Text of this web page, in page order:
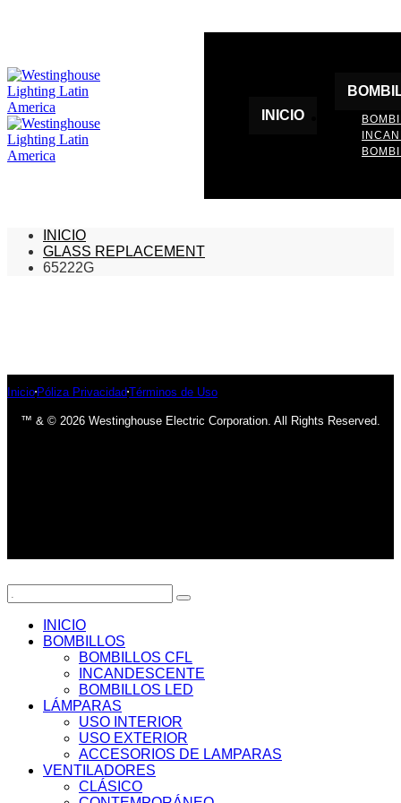
INICIO
INICIO
GLASS REPLACEMENT
65222G
Inicio Póliza Privacidad Términos de Uso
™ & © 2026 Westinghouse Electric Corporation. All Rights Reserved.
INICIO
BOMBILLOS
BOMBILLOS CFL
INCANDESCENTE
BOMBILLOS LED
LÁMPARAS
USO INTERIOR
USO EXTERIOR
ACCESORIOS DE LAMPARAS
VENTILADORES
CLÁSICO